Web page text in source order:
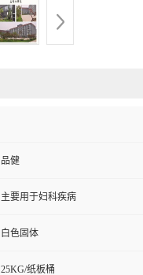
品健
主要用于妇科疾病
白色固体
25KG/纸板桶